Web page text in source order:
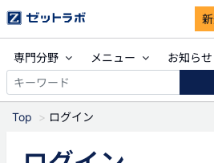
専門分野 メニュー
お知らせ
Top ログイン